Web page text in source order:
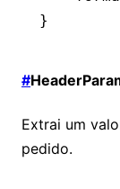
}
#
Extrai um
pedido.